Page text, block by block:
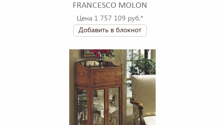
FRANCESCO MOLON
Цена 1 757 109 руб.*
Добавить в блокнот